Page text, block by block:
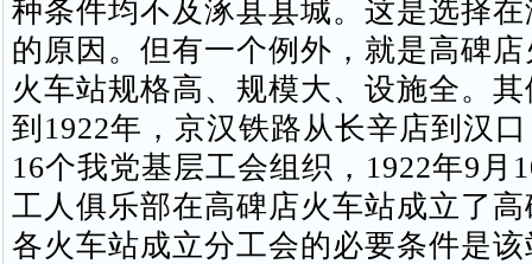
种条件均不及涿县县城。这是选择
的原因。但有一个例外，就是高碑
火车站规格高、规模大、设施全。
到1922年，京汉铁路从长辛店到汉
16个我党基层工会组织，1922年9月
工人俱乐部在高碑店火车站成立了
各火车站成立分工会的必要条件是